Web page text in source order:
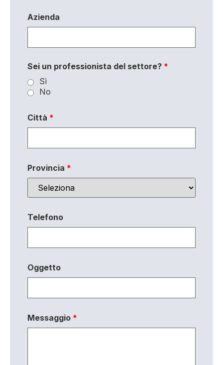
Azienda
Sei un professionista del settore? *
Sì
No
Città *
Provincia *
Telefono
Oggetto
Messaggio *